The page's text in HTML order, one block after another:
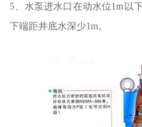
5、水泵进水口在动水位1m以
下端距井底水深少1m。